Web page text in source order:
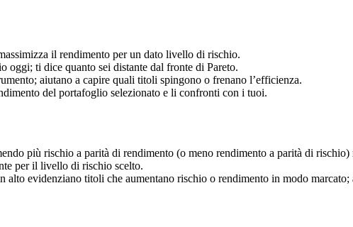
il rendimento per un dato livello di rischio.
oggi; ti dice quanto sei distante dal fronte di Pareto.
aiutano a capire quali titoli spingono o frenano l’efficienza.
del portafoglio selezionato e li confronti con i tuoi.
più rischio a parità di rendimento (o meno rendimento a parità di
per il livello di rischio scelto.
alto evidenziano titoli che aumentano rischio o rendimento in modo